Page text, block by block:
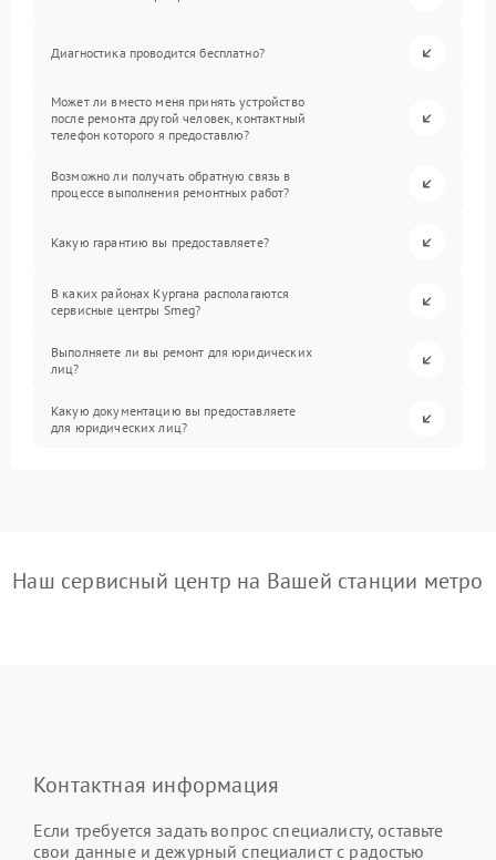
Диагностика проводится бесплатно?
Может ли вместо меня принять устройство
после ремонта другой человек, контактный
телефон которого я предоставлю?
Возможно ли получать обратную связь в
процессе выполнения ремонтных работ?
Какую гарантию вы предоставляете?
В каких районах Кургана располагаются
сервисные центры Smeg?
Выполняете ли вы ремонт для юридических
лиц?
Какую документацию вы предоставляете
для юридических лиц?
Наш сервисный центр на Вашей станции метро
Контактная информация
Если требуется задать вопрос специалисту, оставьте
свои данные и дежурный специалист с радостью